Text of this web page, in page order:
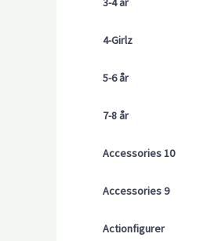
4-Girlz
5-6 år
7-8 år
Accessories 10
Accessories 9
Actionfigurer